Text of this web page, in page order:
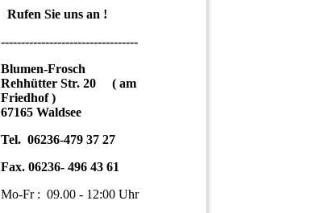
Rufen Sie uns an !
----------------------------------
Blumen-Frosch
Rehhütter Str. 20 ( am
Friedhof )
67165 Waldsee
Tel. 06236-479 37 27
Fax. 06236- 496 43 61
Mo-Fr : 09.00 - 12:00 Uhr